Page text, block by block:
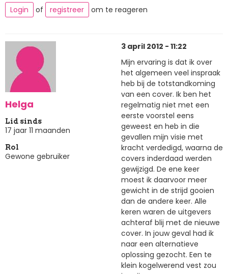
Login
of registreer om te reageren
Helga
Lid sinds
17 jaar 11 maanden
Rol
Gewone gebruiker
3 april 2012 - 11:22
Mijn ervaring is dat ik over
het algemeen veel inspraak
heb bij de totstandkoming
van een cover. Ik ben het
regelmatig niet met een
eerste voorstel eens
geweest en heb in die
gevallen mijn visie met
kracht verdedigd, waarna de
covers inderdaad werden
gewijzigd. De ene keer
moest ik daarvoor meer
gewicht in de strijd gooien
dan de andere keer. Alle
keren waren de uitgevers
achteraf blij met de nieuwe
cover. In jouw geval had ik
naar een alternatieve
oplossing gezocht. Een te
klein kogelwerend vest zou